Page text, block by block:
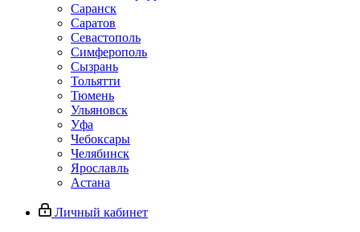
Саранск
Саратов
Севастополь
Симферополь
Сызрань
Тольятти
Тюмень
Ульяновск
Уфа
Чебоксары
Челябинск
Ярославль
Астана
Личный кабинет